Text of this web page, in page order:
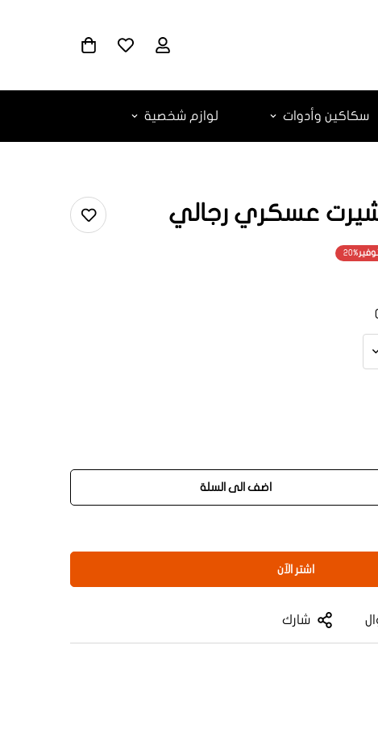
سكاكين وأدوات لوازم شخصية
20%
اضف الى السلة
اشتر الآن
شارك